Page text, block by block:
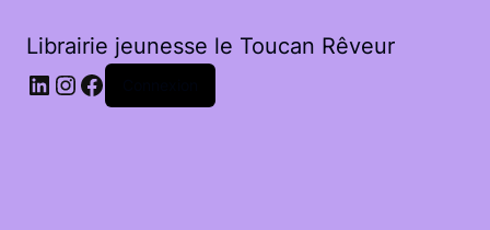
Librairie jeunesse le Toucan Rêveur
LinkedIn
Instagram
Facebook